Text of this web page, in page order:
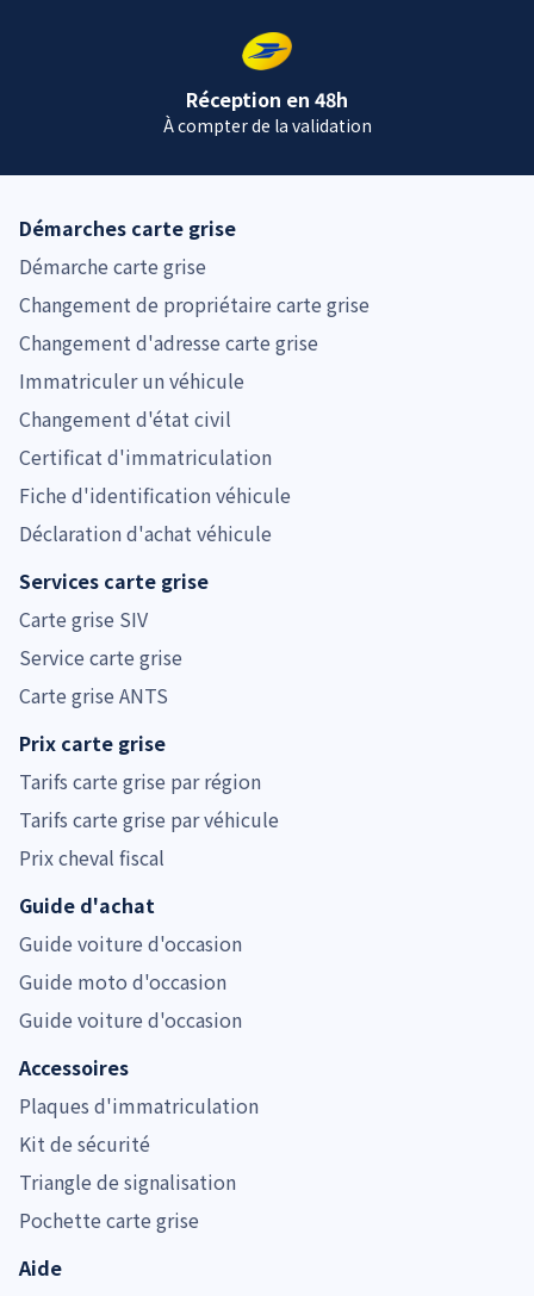
Réception en 48h
À compter de la validation
Démarches carte grise
Démarche carte grise
Changement de propriétaire carte grise
Changement d'adresse carte grise
Immatriculer un véhicule
Changement d'état civil
Certificat d'immatriculation
Fiche d'identification véhicule
Déclaration d'achat véhicule
Services carte grise
Carte grise SIV
Service carte grise
Carte grise ANTS
Prix carte grise
Tarifs carte grise par région
Tarifs carte grise par véhicule
Prix cheval fiscal
Guide d'achat
Guide voiture d'occasion
Guide moto d'occasion
Guide voiture d'occasion
Accessoires
Plaques d'immatriculation
Kit de sécurité
Triangle de signalisation
Pochette carte grise
Aide